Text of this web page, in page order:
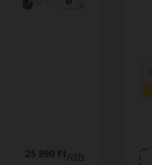
25 890 Ft/db